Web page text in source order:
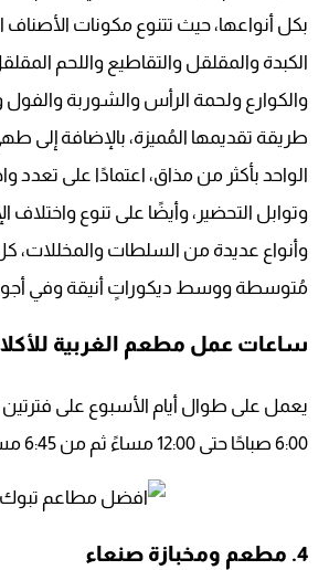
بكل أنواعها، حيث تتنوع مكونات
الكبدة والمقلقل والتقاطيع واللحم
والكوارع ولحمة الرأس والشوربة
طريقة تقديمها المُميزة، بالإضافة إلى
الواحد بأكثر من مذاق، اعتمادًا على تعدد
وتوابل التحضير، وأيضًا على تنوع واختلاف
وأنواع عديدة من السلطات والمخللات،
مُتوسطة ووسط ديكوراتٍ أنيقة وفي
ساعات عمل مطعم الغربية
يعمل على طوال أيام الأسبوع على
6:00 صباحًا حتى 12:00 مساءً ثم من 6:45 مساءً حتى 11:00 مساء
4. مطعم ومخبازة صنعاء